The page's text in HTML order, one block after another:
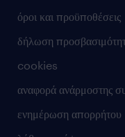
όροι και προϋποθέσεις
δήλωση
cookies
αναφορά ανάρμοστης
ενημέρωση απορρήτου